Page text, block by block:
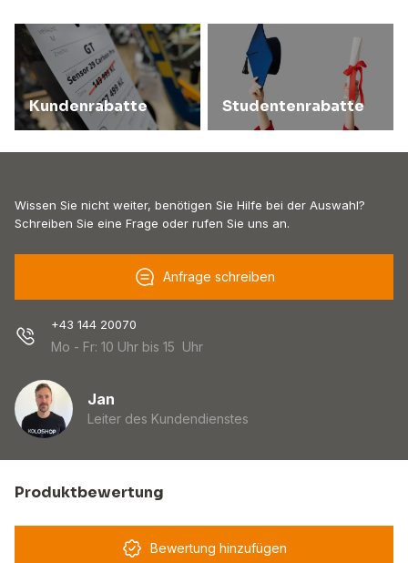
Kundenrabatte Studentenrabatte
Wissen Sie nicht weiter, benötigen Sie Hilfe bei der Auswahl?
Schreiben Sie eine Frage oder rufen Sie uns an.
Anfrage schreiben
+43 144 20070
Mo - Fr: 10 Uhr bis 15 Uhr
Jan
Leiter des Kundendienstes
Produktbewertung
Bewertung hinzufügen